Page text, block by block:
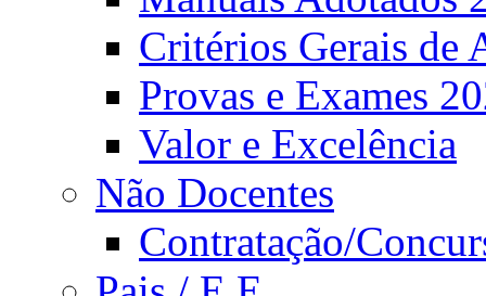
Critérios Gerais de
Provas e Exames
Valor e Excelência
Não Docentes
Contratação/